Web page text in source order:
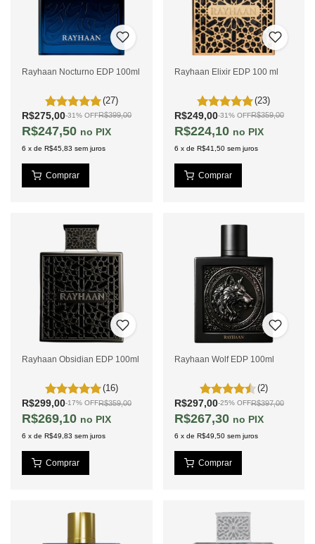
Rayhaan Nocturno EDP 100ml
(27)
R$275,00-31% OFFR$399,00
R$247,50 PIX
6 x de R$45,83 sem juros
Rayhaan Elixir EDP 100 ml
(23)
R$249,00-31% OFFR$359,00
R$224,10 PIX
6 x de R$41,50 sem juros
Rayhaan Obsidian EDP 100ml
(16)
R$299,00-17% OFFR$359,00
R$269,10 PIX
6 x de R$49,83 sem juros
Rayhaan Wolf EDP 100ml
(2)
R$297,00-25% OFFR$397,00
R$267,30 PIX
6 x de R$49,50 sem juros